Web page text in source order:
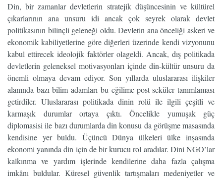
Din, bir zamanlar devletlerin stratejik düşüncesinin ve kültürel
çıkarlarının ana unsuru idi ancak çok seyrek olarak devlet
politikasının bilinçli geleneği oldu. Devletin ana önceliği askeri ve
ekonomik kabiliyetlerine göre diğerleri üzerinde kendi vizyonunu
kabul ettirecek ideolojik faktörler olageldi. Ancak, dış politikada
devletlerin geleneksel motivasyonları içinde din-kültür unsuru da
önemli olmaya devam ediyor. Son yıllarda uluslararası ilişkiler
alanında bazı bilim adamları bu eğilime post-seküler tanımlaması
getirdiler. Uluslararası politikada dinin rolü ile ilgili çeşitli ve
karmaşık durumlar ortaya çıktı. Öncelikle yumuşak güç
diplomasisi ile bazı durumlarda din konusu da görüşme masasında
kendisine yer buldu. Üçüncü Dünya ülkeleri ülke inşasında
ekonomi yanında din için de bir kurucu rol aradılar. Dini NGO’lar
kalkınma ve yardım işlerinde kendilerine daha fazla çalışma
imkânı buldular. Küresel güvenlik tartışmaları medeniyetler ve